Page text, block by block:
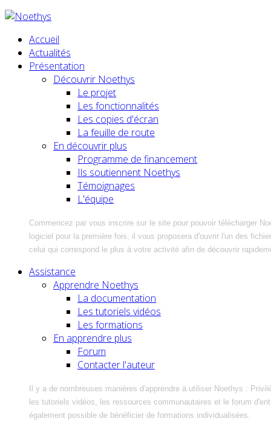
Accueil
Actualités
Présentation
Découvrir Noethys
Le projet
Les fonctionnalités
Les copies d'écran
La feuille de route
En découvrir plus
Programme de financement
Ils soutiennent Noethys
Témoignages
L'équipe
Commencez par vous inscrire sur le site pour pouvoir télécharger
logiciel pour la première fois, il vous proposera d'ouvrir l'un des
celui qui correspond le plus à votre activité afin de découvrir
Assistance
Apprendre Noethys
La documentation
Les tutoriels vidéos
Les formations
En apprendre plus
Forum
Contacter l'auteur
Il y a de nombreuses manières d'apprendre à utiliser Noethys :
les tutoriels vidéos, les ressources communautaires et le forum
également possible de bénéficier de formations individualisées.